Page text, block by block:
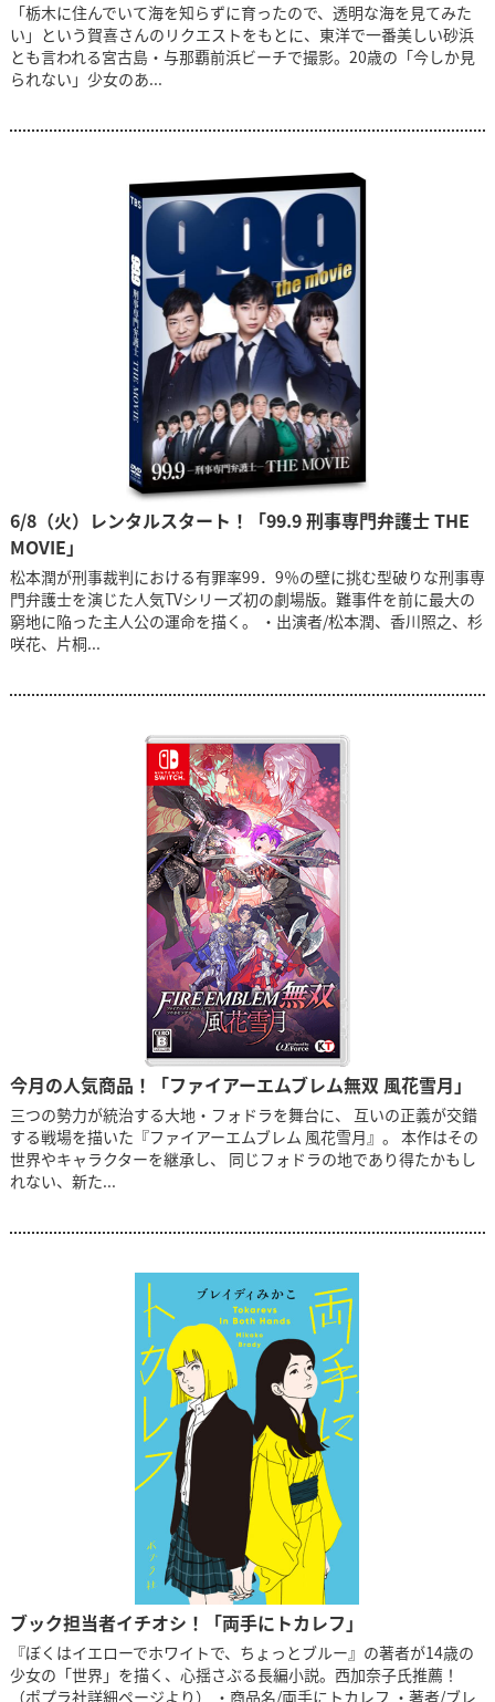
「栃木に住んでいて海を知らずに育ったので、透明な海を見てみた
い」という賀喜さんのリクエストをもとに、東洋で一番美しい砂浜
とも言われる宮古島・与那覇前浜ビーチで撮影。20歳の「今しか見
られない」少女のあ...
6/8（火）レンタルスタート！「99.9 刑事専門弁護士 THE
MOVIE」
松本潤が刑事裁判における有罪率99．9％の壁に挑む型破りな刑事専
門弁護士を演じた人気TVシリーズ初の劇場版。難事件を前に最大の
窮地に陥った主人公の運命を描く。 ・出演者/松本潤、香川照之、杉
咲花、片桐...
今月の人気商品！「ファイアーエムブレム無双 風花雪月」
三つの勢力が統治する大地・フォドラを舞台に、 互いの正義が交錯
する戦場を描いた『ファイアーエムブレム 風花雪月』。 本作はその
世界やキャラクターを継承し、 同じフォドラの地であり得たかもし
れない、新た...
ブック担当者イチオシ！「両手にトカレフ」
『ぼくはイエローでホワイトで、ちょっとブルー』の著者が14歳の
少女の「世界」を描く、心揺さぶる長編小説。西加奈子氏推薦！
（ポプラ社詳細ページより） ・商品名/両手にトカレフ ・著者/ブレ